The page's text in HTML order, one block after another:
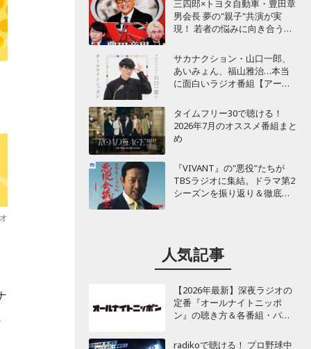
三四郎×トヨタ自動車・豊田章
男会長 夢の"親子"共演が実
現！ 若者の悩みに向き合うポ
サカナクション・山口一郎、
あいみょん、福山雅治…本当
に面白いラジオ番組【アーテ
タイムフリー30で聴ける！
2026年7月のオススメ番組まと
め
『VIVANT』の"悪役"たちが
TBSラジオに集結。ドラマ第2
シーズンを振り返り＆徹底考
人気記事
【2026年最新】深夜ラジオの
定番『オールナイトニッポ
ン』の聴き方＆各番組・パー
radikoで聴ける！ プロ野球中